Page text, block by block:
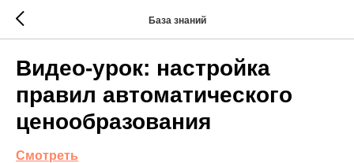
База знаний
Видео-урок: настройка
правил автоматического
ценообразования
Смотреть